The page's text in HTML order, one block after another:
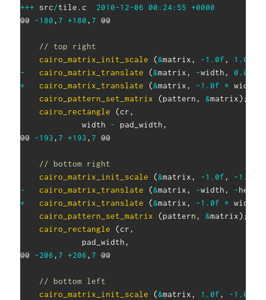
+++ src/tile. 2010-12-06 00: 24: 55 +0000
@@ -180, 7 +180, 7 @@
// top right
cairo_matrix_init_scale
(&matrix, -1.0f, 1.0f
-
cairo_matrix_translate (&matrix, -width, 0.0f
+
cairo_matrix_translate (&matrix, -1.0f * width
cairo_pattern_set_matrix
(pattern, &matrix) ;
cairo_rectangle
(cr,
width - pad_width,
@@ -193, 7 +193, 7 @@
// bottom right
cairo_matrix_init_scale
(&matrix, -1.0f, -1.0f
-
cairo_matrix_translate (&matrix, -width, -
+
cairo_matrix_translate (&matrix, -1.0f * width
cairo_pattern_set_matrix
(pattern, &matrix) ;
cairo_rectangle
(cr,
pad_width,
@@ -206, 7 +206, 7 @@
// bottom left
cairo_matrix_init_scale
(&matrix, 1.0f, -1.0f